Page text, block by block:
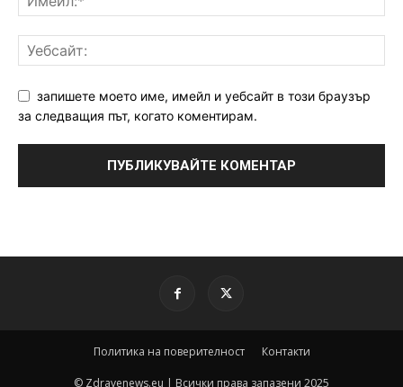
запишете моето име, имейл и уебсайт в този браузър
за следващия път, когато коментирам.
Политика на поверителност Контакти
© Zdravenews.eu | Всички права запазени 2025